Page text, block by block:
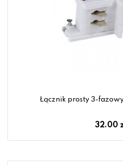
Łącznik prosty 3-
32.00